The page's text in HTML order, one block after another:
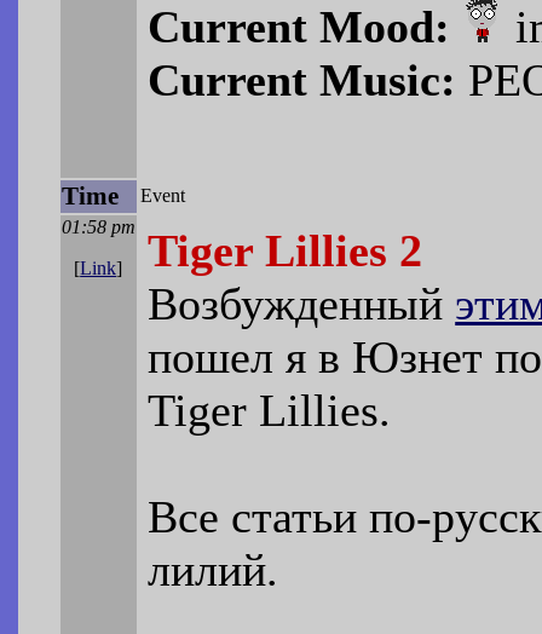
Current Mood:
Current Music:
Time
Event
01:58 pm
[Link]
Tiger Lillies 2
Возбужденный
пошел я в Юзнет
Tiger Lillies.
Все статьи по-
лилий.